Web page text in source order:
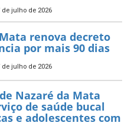
de julho de 2026
renova decreto
por mais 90 dias
de julho de 2026
Nazaré da Mata
de saúde bucal
e adolescentes com